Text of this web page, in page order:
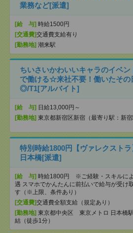
業務など[派遣]
[給 与] 時給1500円
[交通費]交通費支給有り
[勤務地] 潮来駅
ちいさいかわいいキャラのイベ
で働ける☆来社不要！働いたその
◎/T1[アルバイト]
[給 与] 日給13,000円～
[勤務地] 東京都新宿区新宿（最寄り駅：新宿
特別時給1800円【ヴァレクスト
日本橋[派遣]
[給 与] 時給1800円 ※ご経験・スキルに
遇 スマホでかんたんに前払いで給与が受け
す（※上限、条件あり）
[交通費]交通費全額支給（規定あり）
[勤務地] 東京都中央区 東京メトロ 日本橋
結（徒歩1分）